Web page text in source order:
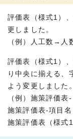
評価表（様式1）
更しました。
（例）人工数→人
評価表（様式1）
り中央に揃える、
よう変更しました。
（例）施策評価
施策評価表-項目
施策評価表（様式